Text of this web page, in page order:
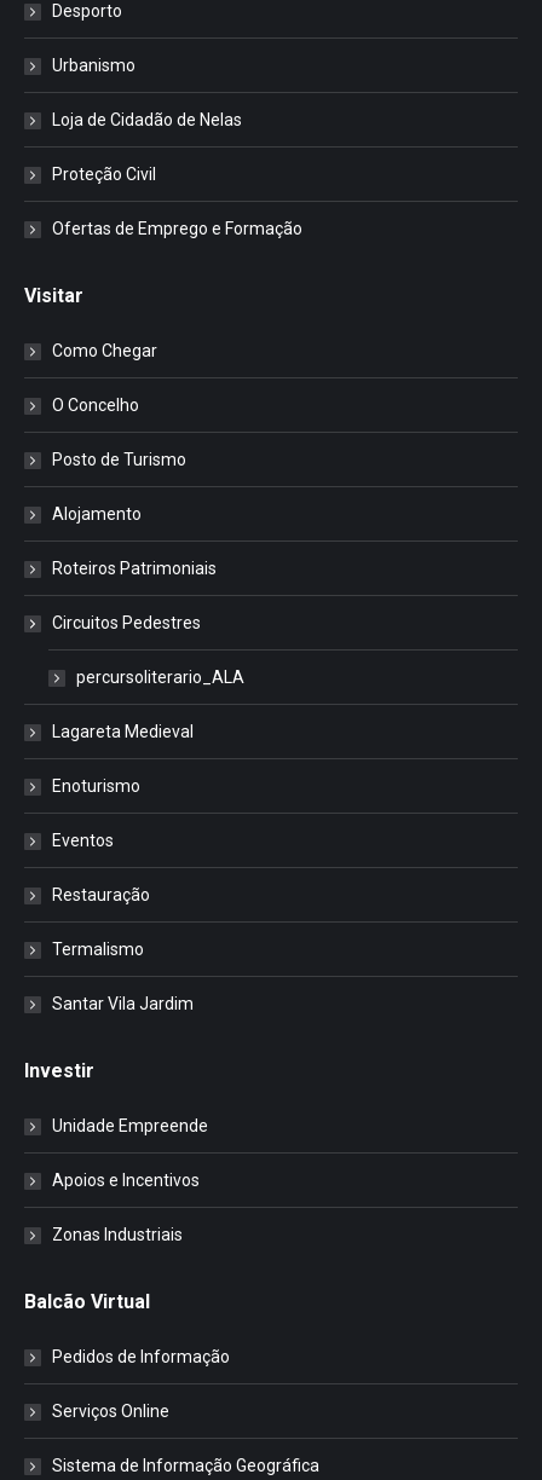
Desporto
Urbanismo
Loja de Cidadão de Nelas
Proteção Civil
Ofertas de Emprego e Formação
Visitar
Como Chegar
O Concelho
Posto de Turismo
Alojamento
Roteiros Patrimoniais
Circuitos Pedestres
percursoliterario_ALA
Lagareta Medieval
Enoturismo
Eventos
Restauração
Termalismo
Santar Vila Jardim
Investir
Unidade Empreende
Apoios e Incentivos
Zonas Industriais
Balcão Virtual
Pedidos de Informação
Serviços Online
Sistema de Informação Geográfica